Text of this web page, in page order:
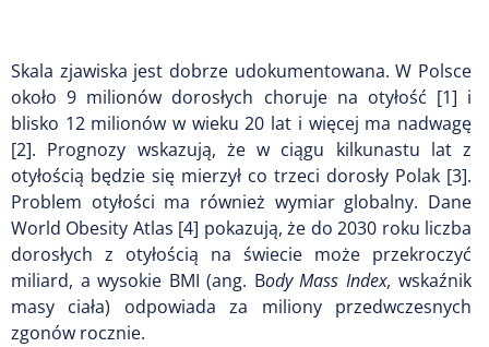
Skala zjawiska jest dobrze udokumentowana. W Polsce
około 9 milionów dorosłych choruje na otyłość [1] i
blisko 12 milionów w wieku 20 lat i więcej ma nadwagę
[2]. Prognozy wskazują, że w ciągu kilkunastu lat z
otyłością będzie się mierzył co trzeci dorosły Polak [3].
Problem otyłości ma również wymiar globalny. Dane
World Obesity Atlas [4] pokazują, że do 2030 roku liczba
dorosłych z otyłością na świecie może przekroczyć
miliard, a wysokie BMI (ang. Body Mass Index, wskaźnik
masy ciała) odpowiada za miliony przedwczesnych
zgonów rocznie.